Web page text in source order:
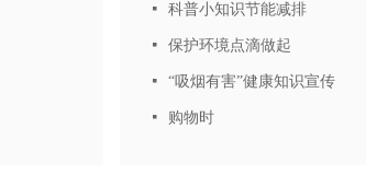
넷 科普小知识节能减排
넷 保护环境点滴做起
넷 “吸烟有害”健康知识宣传
넷 购物时